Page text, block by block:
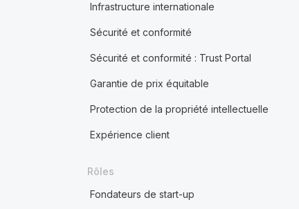
Infrastructure internationale
Sécurité et conformité
Sécurité et conformité : Trust Portal
Garantie de prix équitable
Protection de la propriété intellectuelle
Expérience client
Rôles
Fondateurs de start-up